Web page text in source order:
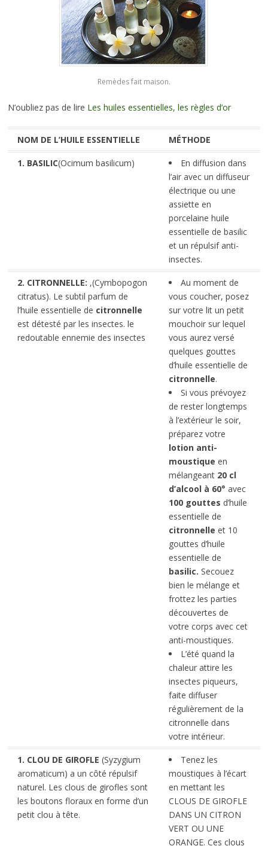
Remèdes fait maison.
N’oubliez pas de lire Les huiles essentielles, les règles d’or
NOM DE L’HUILE ESSENTIELLE MÉTHODE
1. BASILIC(Ocimum basilicum)
En diffusion dans
l’air avec un diffuseur
électrique ou une
assiette en
porcelaine huile
essentielle de basilic
et un répulsif anti-
insectes.
2. CITRONNELLE: ,(Cymbopogon
citratus). Le subtil parfum de
l’huile essentielle de citronnelle
est détesté par les insectes. le
redoutable ennemie des insectes
Au moment de
vous coucher, posez
sur votre lit un petit
mouchoir sur lequel
vous aurez versé
quelques gouttes
d’huile essentielle de
citronnelle.
Si vous prévoyez
de rester longtemps
à l’extérieur le soir,
préparez votre
lotion anti-
moustique en
mélangeant 20 cl
d’alcool à 60° avec
100 gouttes d’huile
essentielle de
citronnelle et 10
gouttes d’huile
essentielle de
basilic. Secouez
bien le mélange et
frottez les parties
découvertes de
votre corps avec cet
anti-moustiques.
L’été quand la
chaleur attire les
insectes piqueurs,
faite diffuser
régulièrement de la
citronnelle dans
votre intérieur.
1. CLOU DE GIROFLE (Syzygium
aromaticum) a un côté répulsif
naturel. Les clous de girofles sont
les boutons floraux en forme d’un
petit clou à tête.
Tenez les
moustiques à l’écart
en mettant les
CLOUS DE GIROFLE
DANS UN CITRON
VERT OU UNE
ORANGE. Ces clous